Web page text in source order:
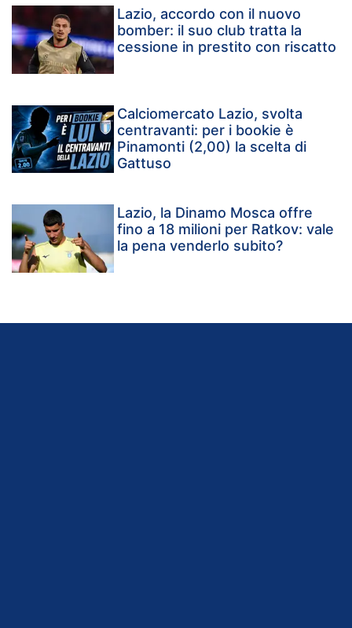
Lazio, accordo con il nuovo
bomber: il suo club tratta la
cessione in prestito con riscatto
Calciomercato Lazio, svolta
centravanti: per i bookie è
Pinamonti (2,00) la scelta di
Gattuso
Lazio, la Dinamo Mosca offre
fino a 18 milioni per Ratkov: vale
la pena venderlo subito?